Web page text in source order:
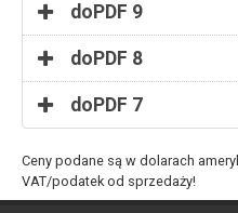
doPDF 9
doPDF 8
doPDF 7
Ceny podane są w dolarach
VAT/podatek od sprzedaży!